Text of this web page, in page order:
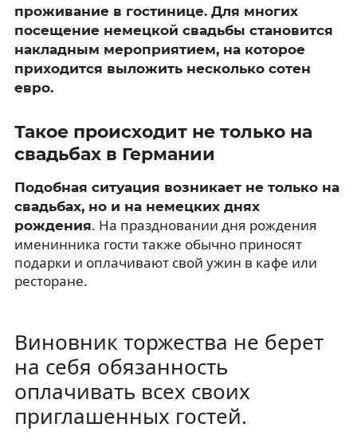
проживание в гостинице. Для многих
посещение немецкой свадьбы становится
накладным мероприятием, на которое
приходится выложить несколько сотен
евро.
Такое происходит не только на
свадьбах в Германии
Подобная ситуация возникает не только на
свадьбах, но и на немецких днях
рождения. На праздновании дня рождения
именинника гости также обычно приносят
подарки и оплачивают свой ужин в кафе или
ресторане.
Виновник торжества не берет
на себя обязанность
оплачивать всех своих
приглашенных гостей.